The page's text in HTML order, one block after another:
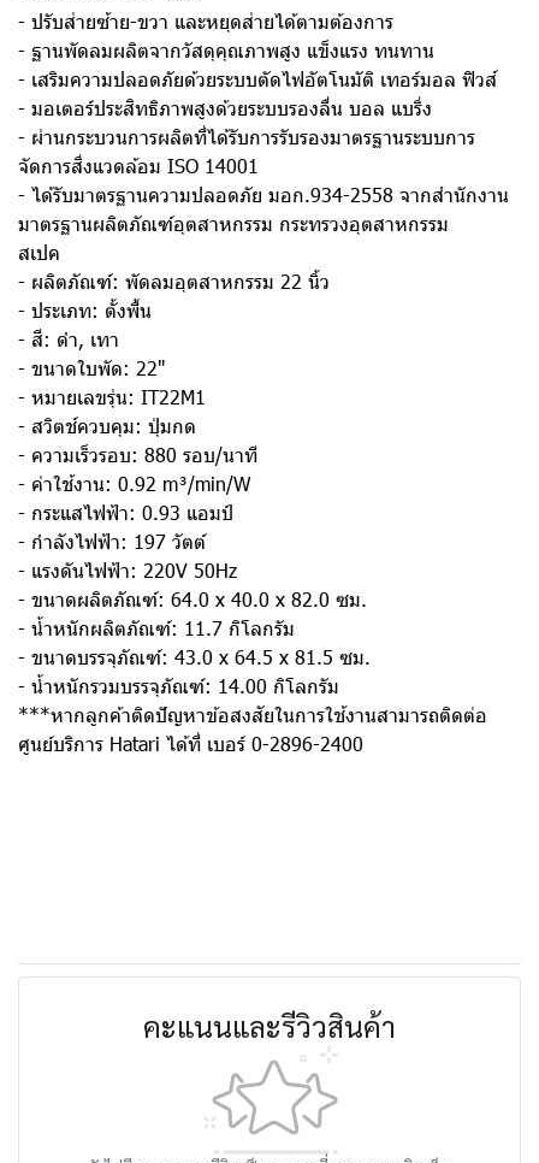
- ปรับส่ายซ้าย-ขวา และหยุดส่ายได้ตามต้องการ
- ฐานพัดลมผลิตจากวัสดุคุณภาพสูง แข็งแรง ทนทาน
- เสริมความปลอดภัยด้วยระบบตัดไฟอัตโนมัติ เทอร์มอล ฟิวส์
- มอเตอร์ประสิทธิภาพสูงด้วยระบบรองลื่น บอล แบริ่ง
- ผ่านกระบวนการผลิตที่ได้รับการรับรองมาตรฐานระบบการ
จัดการสิ่งแวดล้อม ISO 14001
- ได้รับมาตรฐานความปลอดภัย มอก.934-2558 จากสำนักงาน
มาตรฐานผลิตภัณฑ์อุตสาหกรรม กระทรวงอุตสาหกรรม
สเปค
- ผลิตภัณฑ์: พัดลมอุตสาหกรรม 22 นิ้ว
- ประเภท: ตั้งพื้น
- สี: ดำ, เทา
- ขนาดใบพัด: 22"
- หมายเลขรุ่น: IT22M1
- สวิตช์ควบคุม: ปุ่มกด
- ความเร็วรอบ: 880 รอบ/นาที
- ค่าใช้งาน: 0.92 m³/min/W
- กระแสไฟฟ้า: 0.93 แอมป์
- กำลังไฟฟ้า: 197 วัตต์
- แรงดันไฟฟ้า: 220V 50Hz
- ขนาดผลิตภัณฑ์: 64.0 x 40.0 x 82.0 ซม.
- นํ้าหนักผลิตภัณฑ์: 11.7 กิโลกรัม
- ขนาดบรรจุภัณฑ์: 43.0 x 64.5 x 81.5 ซม.
- นํ้าหนักรวมบรรจุภัณฑ์: 14.00 กิโลกรัม
***หากลูกค้าติดปัญหาข้อสงสัยในการใช้งานสามารถติดต่อ
ศูนย์บริการ Hatari ได้ที่ เบอร์ 0-2896-2400
คะแนนและรีวิวสินค้า